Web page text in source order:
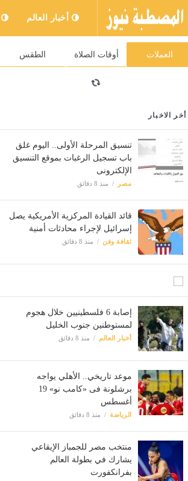
أخبار العالم
العملات أوقات الصلاة الطقس
أخر الاخبار
تنسيق المرحلة الأولى.. اليوم غلق
باب تسجيل الرغبات بموقع التنسيق
الإلكترونى
مصر منذ 8 دقائق
قائد القيادة المركزية الأمريكية يصل
إسرائيل لإجراء محادثات أمنية
ثقافة وفن منذ 8 دقائق
إصابة 6 فلسطينيين خلال هجوم
لمستوطنين جنوب الخليل
أخبار العالم منذ 8 دقائق
موعد تاريخي.. الأهلي يواجه
برشلونة فى «كامب نو» 19
أغسطس
الرياضة منذ 8 دقائق
منتخب مصر للجمباز الإيقاعي
يشارك في بطولة العالم
بفرانكفورت
"توجيه اللغة العربية" بالوادي الجديد يواصل
الأنشطة الصيفية لصقل مهارات الطلاب